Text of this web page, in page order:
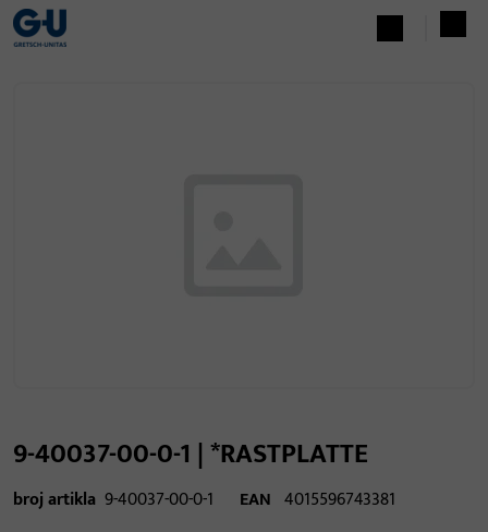
9-40037-00-0-1 | *RASTPLATTE
broj artikla 9-40037-00-0-1 EAN 4015596743381